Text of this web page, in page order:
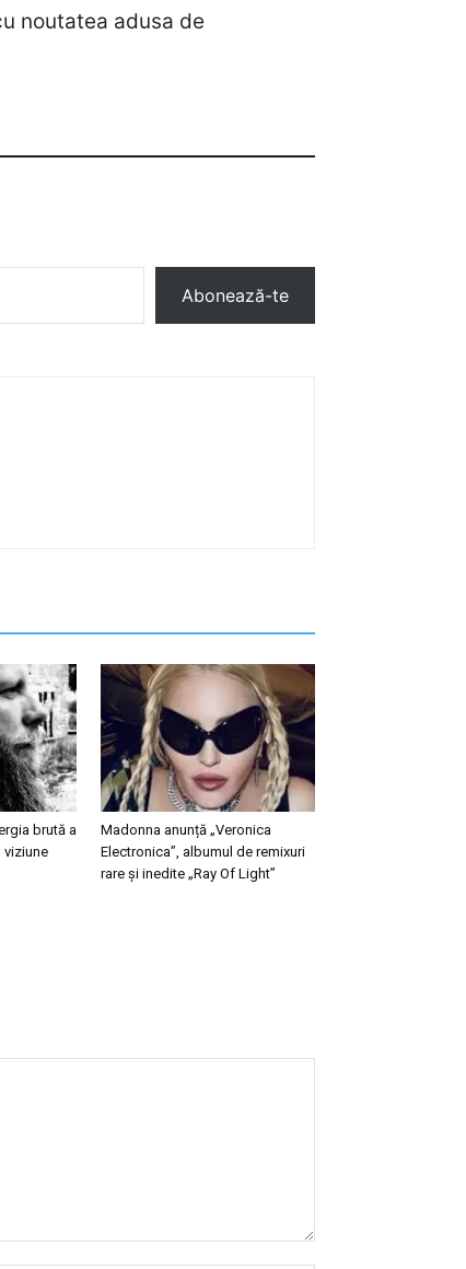
noutatea adusa de
Abonează-te
brută a
viziune
Madonna anunță „Veronica
Electronica”, albumul de remixuri
rare și inedite „Ray Of Light”